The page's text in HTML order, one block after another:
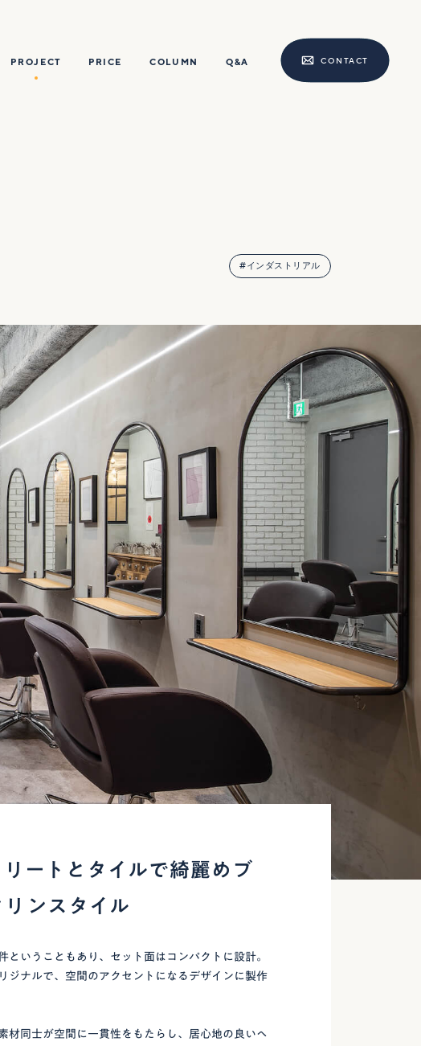
PROJECT PRICE COLUMN Q&A CONTACT
#インダストリアル
リートとタイルで綺麗めブ
リンスタイル
ということもあり、セット面はコンパクトに設計。
ジナルで、空間のアクセントになるデザインに製作
材同士が空間に一貫性をもたらし、居心地の良いヘ